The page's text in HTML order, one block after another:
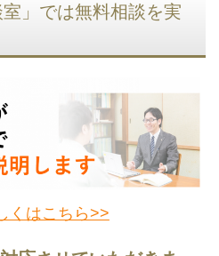
室」では無料相談を実
くはこちら>>